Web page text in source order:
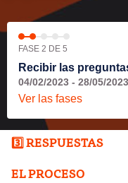
FASE 2 DE 5
Recibir las
04/02/2023 - 28/05/2023
Ver las fases
3️⃣ RESPUESTAS
EL PROCESO